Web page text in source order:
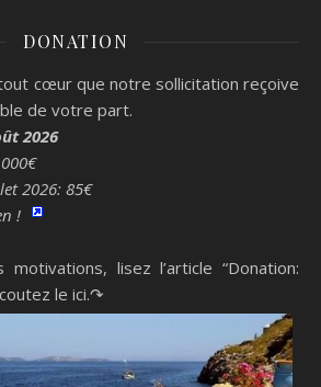
DONATION
cœur que notre sollicitation reçoive
de votre part.
2026
2026: 85€
!
lisez l’article “Donation:
le ici.↷